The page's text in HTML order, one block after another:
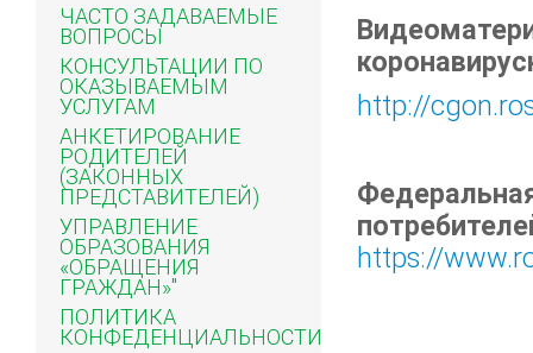
ЧАСТО ЗАДАВАЕМЫЕ
ВОПРОСЫ
КОНСУЛЬТАЦИИ ПО
ОКАЗЫВАЕМЫМ
УСЛУГАМ
АНКЕТИРОВАНИЕ
РОДИТЕЛЕЙ
(ЗАКОННЫХ
ПРЕДСТАВИТЕЛЕЙ)
УПРАВЛЕНИЕ
ОБРАЗОВАНИЯ
«ОБРАЩЕНИЯ
ГРАЖДАН»"
ПОЛИТИКА
КОНФЕДЕНЦИАЛЬНОСТИ
http://
https://